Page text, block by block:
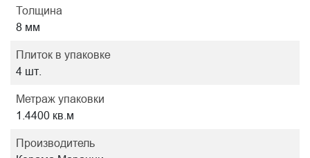
Толщина
8 мм
Плиток в упаковке
4 шт.
Метраж упаковки
1.4400 кв.м
Производитель